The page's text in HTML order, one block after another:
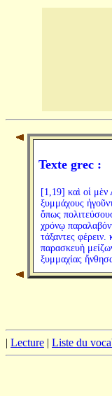
Texte grec :
[1,19] καὶ οἱ μὲν
ξυμμάχους
ὅπως
χρόνῳ
τάξαντες φέρειν.
παρασκευὴ
ξυμμαχίας
| Lecture | Liste du